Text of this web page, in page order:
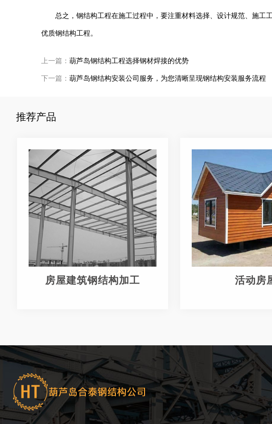
总之，钢结构工程在施工过程中，要注重材料选择、设计规范、施
优质钢结构工程。
上一篇： 葫芦岛钢结构工程选择钢材焊接的优势
下一篇： 葫芦岛钢结构安装公司服务，为您清晰呈现钢结构安装服务流程
推荐产品
房屋建筑钢结构加工 活动房